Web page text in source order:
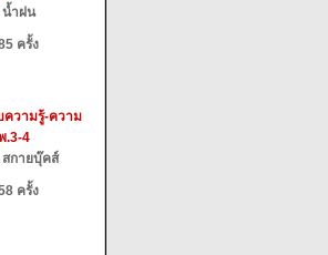
ำฝน
ครั้ง
ความรู้-ความ
.3-4
กายบุ๊คส์
ครั้ง